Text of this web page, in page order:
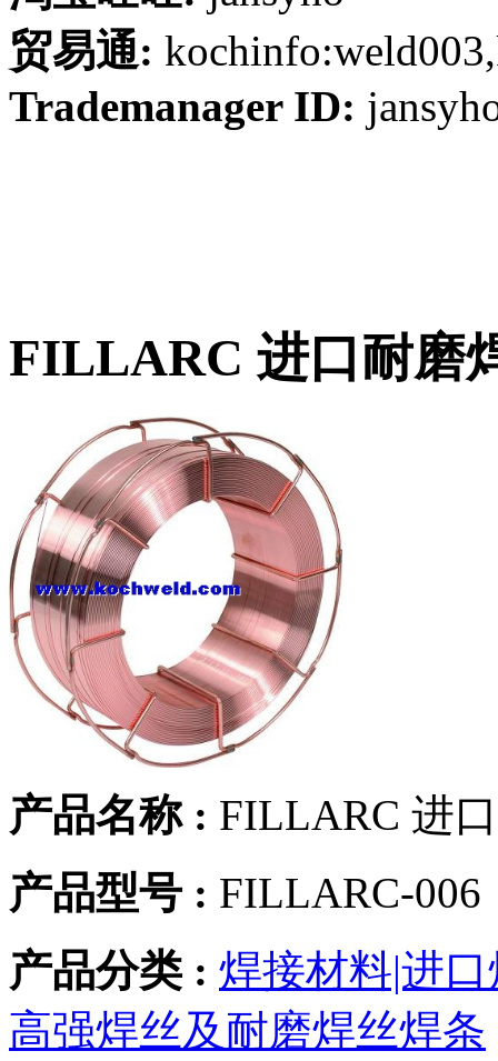
贸易通:
Trademanager ID:
FILLARC 进口耐磨
产品名称 : FILLARC 进
产品型号 : FILLARC-006
产品分类 : 焊接材料|进
高强焊丝及耐磨焊丝焊条